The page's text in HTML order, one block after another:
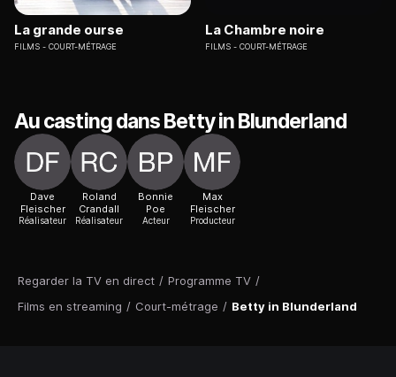
Regarder la TV en direct / Programme TV /
Films en streaming / Court-métrage / Betty in Blunderland
La grande ourse
FILMS COURT-MÉTRAGE
La Chambre noire
FILMS COURT-MÉTRAGE
Au casting dans Betty in Blunderland
Dave
Fleischer
Réalisateur
Roland
Crandall
Réalisateur
Bonnie
Poe
Acteur
Max
Fleischer
Producteur